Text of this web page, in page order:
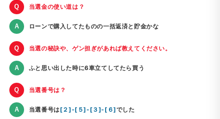
当選金の使い道は？
ローンで購入してたものの一括返済と貯金かな
当選の秘訣や、ゲン担ぎがあれば教えてください。
ふと思い出した時に6車立てしてたら買う
当選番号は？
当選番号は[２]-[５]-[３]-[６]でした